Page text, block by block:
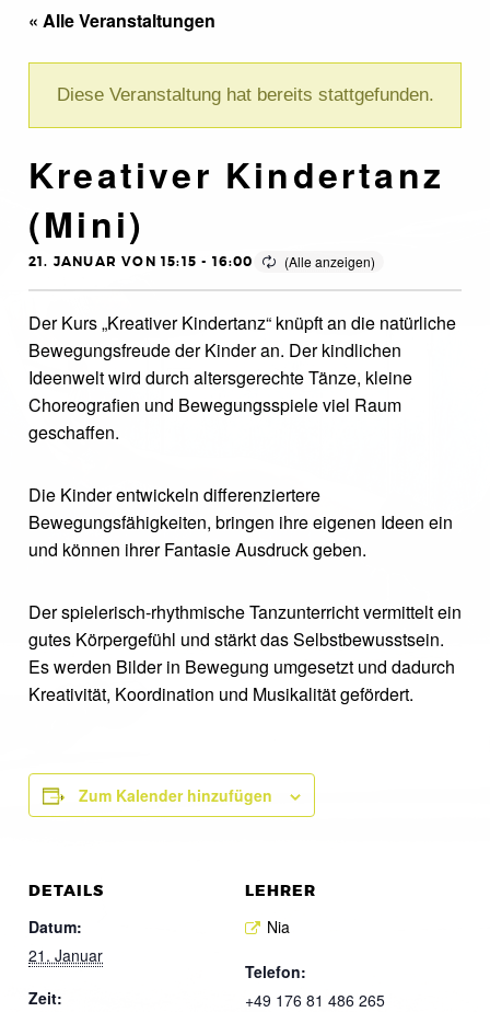
« Alle Veranstaltungen
Diese Veranstaltung hat bereits stattgefunden.
Kreativer Kindertanz
(Mini)
21. JANUAR VON 15:15 - 16:00
Der Kurs „Kreativer Kindertanz“ knüpft an die natürliche
Bewegungsfreude der Kinder an. Der kindlichen
Ideenwelt wird durch altersgerechte Tänze, kleine
Choreografien und Bewegungsspiele viel Raum
geschaffen.
Die Kinder entwickeln differenziertere
Bewegungsfähigkeiten, bringen ihre eigenen Ideen ein
und können ihrer Fantasie Ausdruck geben.
Der spielerisch-rhythmische Tanzunterricht vermittelt ein
gutes Körpergefühl und stärkt das Selbstbewusstsein.
Es werden Bilder in Bewegung umgesetzt und dadurch
Kreativität, Koordination und Musikalität gefördert.
Zum Kalender hinzufügen
DETAILS
Datum:
21. Januar
Zeit:
LEHRER
Nia
Telefon:
+49 176 81 486 265